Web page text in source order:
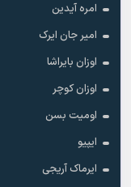
امره آیدین
امیر جان ایرک
اوزان بایراشا
اوزان کوچر
اومیت بسن
ایپیو
ایرماک آریجی